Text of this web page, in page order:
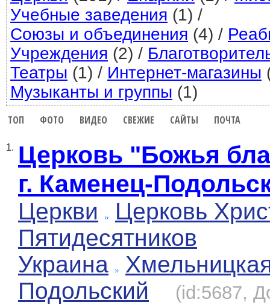
Учебные заведения (1) /
Союзы и объединения (4) /
Учреждения (2) /
Театры (1) / Интернет-магазины
Музыканты и группы (1)
ТОП ФОТО ВИДЕО СВЕЖИЕ САЙТЫ ПОЧТА
1. Церковь "Божья
г. Каменец-
Церкви
Церковь
Пятидесятников
Украина
Подольский
(id:5687,